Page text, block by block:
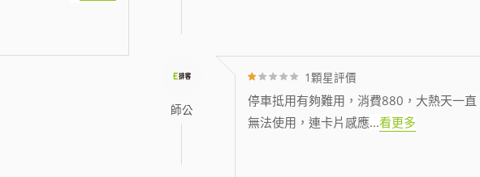
師公
1顆星評價
停車抵用有夠難用，消費880，大熱天一直
無法使用，連卡片感應...看更多